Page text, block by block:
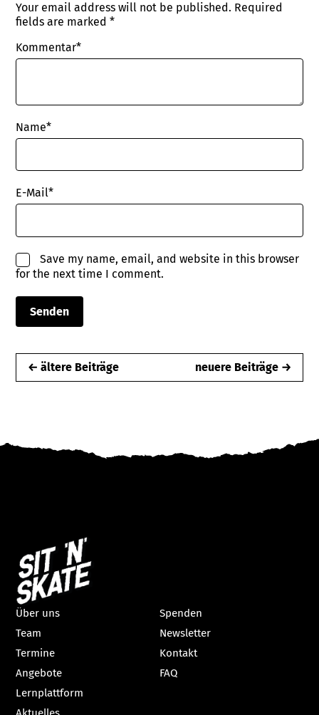
Your email address will not be published. Required
fields are marked*
Kommentar*
Name*
E-Mail*
Save my name, email, and website in this browser
for the next time I comment.
← ältere Beiträge neuere Beiträge →
Über uns
Team
Termine
Angebote
Lernplattform
Spenden
Newsletter
Kontakt
FAQ